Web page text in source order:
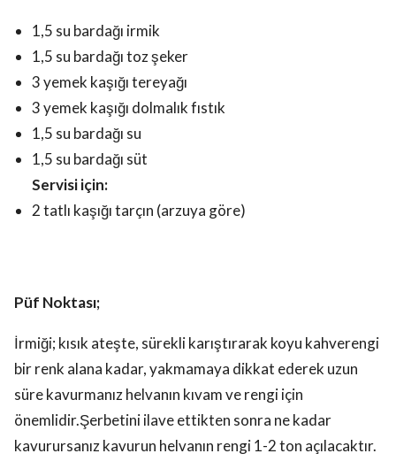
1,5 su bardağı irmik
1,5 su bardağı toz şeker
3 yemek kaşığı tereyağı
3 yemek kaşığı dolmalık fıstık
1,5 su bardağı su
1,5 su bardağı süt
Servisi için:
2 tatlı kaşığı tarçın (arzuya göre)
Püf Noktası;
İrmiği; kısık ateşte, sürekli karıştırarak koyu kahverengi
bir renk alana kadar, yakmamaya dikkat ederek uzun
süre kavurmanız helvanın kıvam ve rengi için
önemlidir.Şerbetini ilave ettikten sonra ne kadar
kavurursanız kavurun helvanın rengi 1-2 ton açılacaktır.